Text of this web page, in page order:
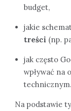
budget,
jakie
treści (np.
jak często
wpływać na
technicznym.
Na podstawie